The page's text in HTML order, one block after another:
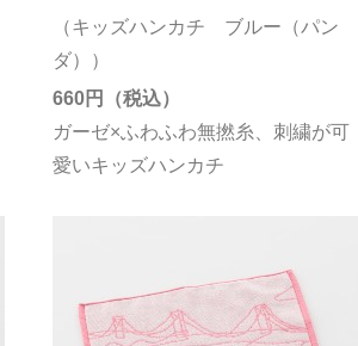
（キッズハンカチ ブルー（パン
ダ））
ガーゼ×ふわふわ無撚糸、刺繍が可
愛いキッズハンカチ
660円